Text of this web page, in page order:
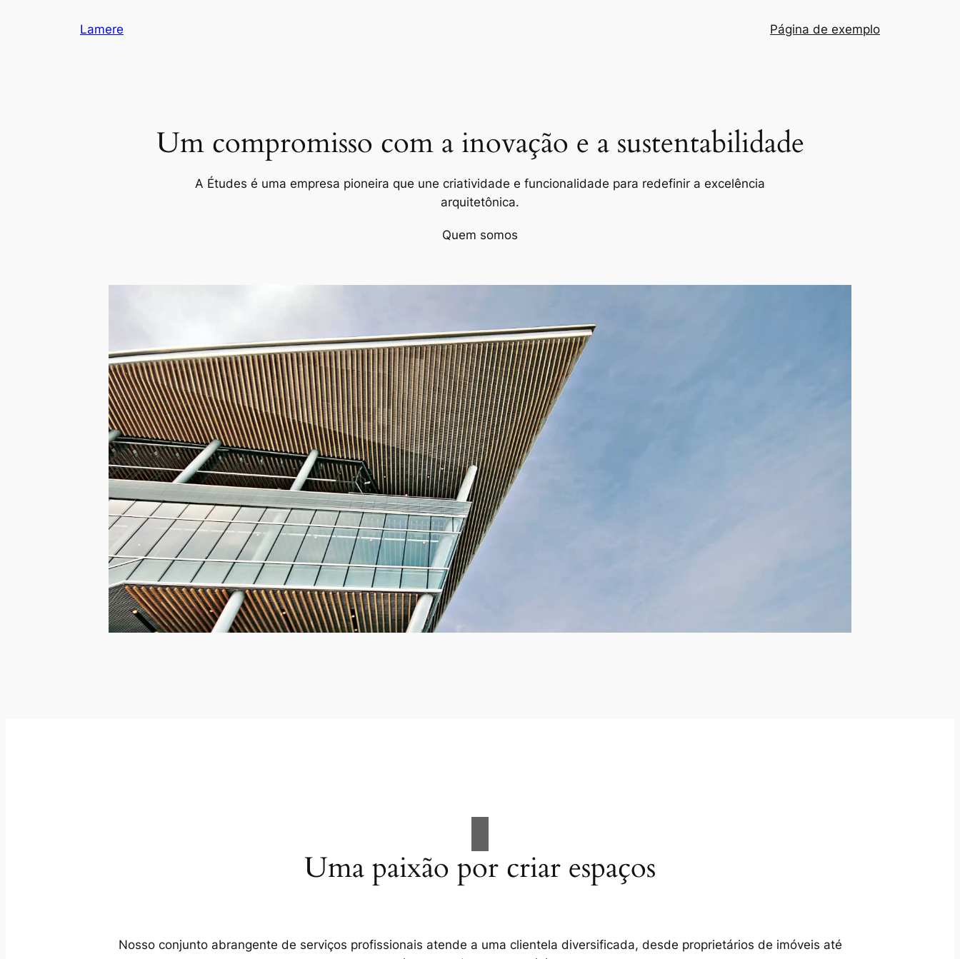
Lamere Página de exemplo
Um compromisso com a inovação e a sustentabilidade
A Études é uma empresa pioneira que une criatividade e funcionalidade para redefinir a excelência
arquitetônica.
Quem somos
Uma paixão por criar espaços
Nosso conjunto abrangente de serviços profissionais atende a uma clientela diversificada, desde proprietários de imóveis até